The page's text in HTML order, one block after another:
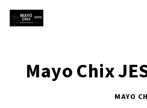
Mayo Chix
MAYO